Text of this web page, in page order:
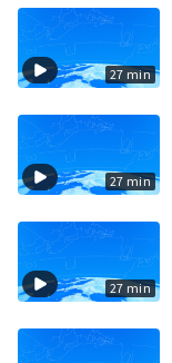
27 min
27 min
27 min